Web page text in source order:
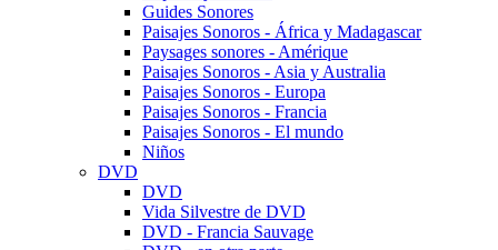
Guides Sonores
Paisajes Sonoros - África y Madagascar
Paysages sonores - Amérique
Paisajes Sonoros - Asia y Australia
Paisajes Sonoros - Europa
Paisajes Sonoros - Francia
Paisajes Sonoros - El mundo
Niños
DVD
DVD
Vida Silvestre de DVD
DVD - Francia Sauvage